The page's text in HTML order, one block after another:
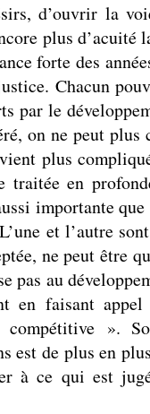
d’ouvrir la
plus d’acuité
forte des
Chacun
par le
on ne peut
plus
traitée en
importante
et l’autre
ne peut être
pas au
en faisant
».
est de plus en
à ce qui est